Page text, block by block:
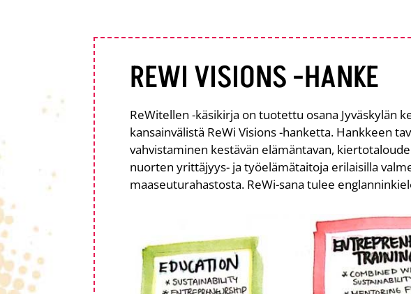
REWI VISIONS -HANKE
ReWitellen -käsikirja on tuotettu osana Jyväskylän
kansainvälistä ReWi Visions -hanketta. Hankkeen
vahvistaminen kestävän elämäntavan,
nuorten yrittäjyys- ja työelämätaitoja erilaisilla
maaseuturahastosta. ReWi-sana tulee